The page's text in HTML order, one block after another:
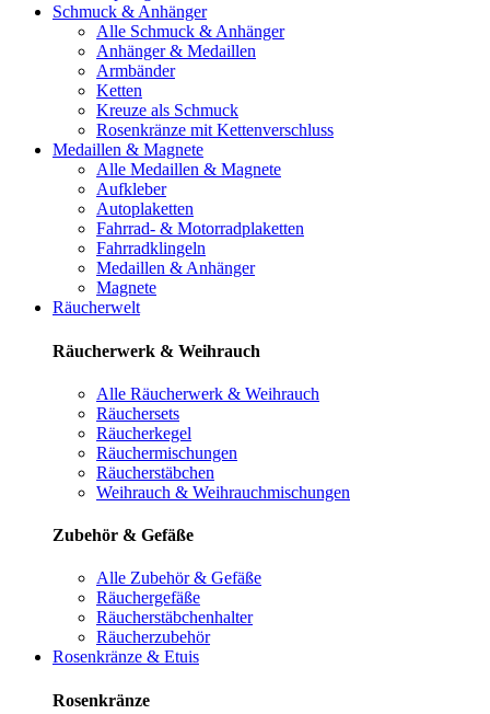
Schmuck & Anhänger
Alle Schmuck & Anhänger
Anhänger & Medaillen
Armbänder
Ketten
Kreuze als Schmuck
Rosenkränze mit Kettenverschluss
Medaillen & Magnete
Alle Medaillen & Magnete
Aufkleber
Autoplaketten
Fahrrad- & Motorradplaketten
Fahrradklingeln
Medaillen & Anhänger
Magnete
Räucherwelt
Räucherwerk & Weihrauch
Alle Räucherwerk & Weihrauch
Räuchersets
Räucherkegel
Räuchermischungen
Räucherstäbchen
Weihrauch & Weihrauchmischungen
Zubehör & Gefäße
Alle Zubehör & Gefäße
Räuchergefäße
Räucherstäbchenhalter
Räucherzubehör
Rosenkränze & Etuis
Rosenkränze